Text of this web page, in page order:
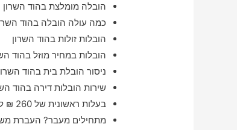
הובלה מומלצת בהוד השרון
כמה עולה הובלה בהוד
הובלות זולות בהוד השרון
הובלות במחיר מוזל בהוד
ניסור הובלת בית בהוד
שירות הובלות דירה בהוד
בעלות ראשונית של 260 ₪ לדירת סטודיו בהוד השרון
מתחילים מעבר? העברת